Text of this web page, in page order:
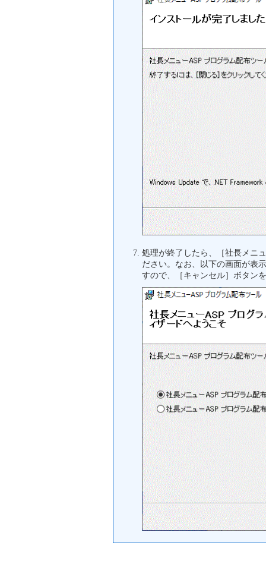
処理が終了したら、［社長メニ
ださい。なお、以下の画面が表
すので、［キャンセル］ボタン